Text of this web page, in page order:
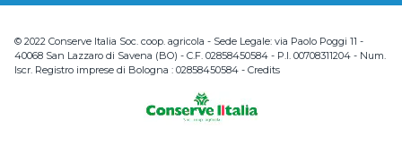
© 2022 Conserve Italia Soc. coop. agricola - Sede Legale: via Paolo Poggi 11 -
40068 San Lazzaro di Savena (BO) - C.F. 02858450584 - P.I. 00708311204 - Num.
Iscr. Registro imprese di Bologna : 02858450584 - Credits